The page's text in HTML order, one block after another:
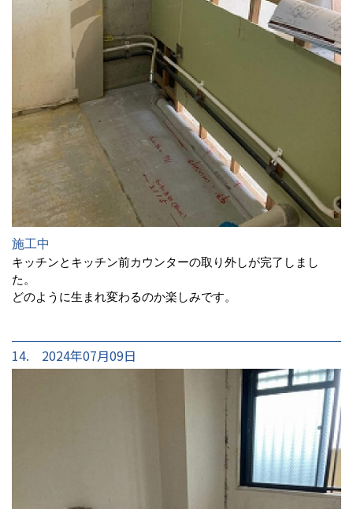
施工中
キッチンとキッチン前カウンターの取り外しが完了しまし
た。
どのように生まれ変わるのか楽しみです。
14. 2024年07月09日